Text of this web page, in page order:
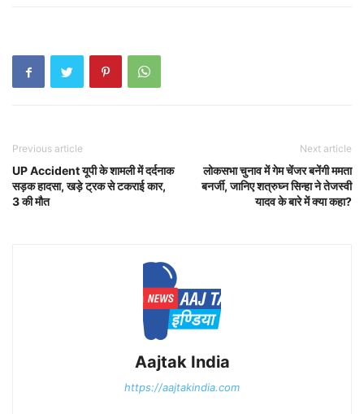
Previous article
UP Accident यूपी के शामली में दर्दनाक
सड़क हादसा, खड़े ट्रक से टकराई कार,
3 की मौत
Next article
लोकसभा चुनाव में गेम चेंजर बनेंगी ममता
बनर्जी, जानिए शत्रुघ्न सिन्हा ने तेजस्वी
यादव के बारे में क्या कहा?
Aajtak India
https://aajtakindia.com